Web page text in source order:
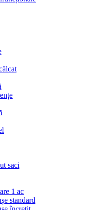
saci
1 ac
standard